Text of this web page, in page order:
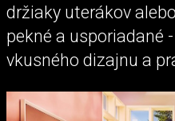
držiaky uterákov
pekné a usporiadané
vkusného dizajnu a